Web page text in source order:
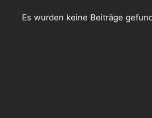
Es wurden keine Beiträge